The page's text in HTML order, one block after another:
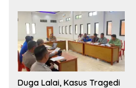
Duga Lalai, Kasus Tragedi